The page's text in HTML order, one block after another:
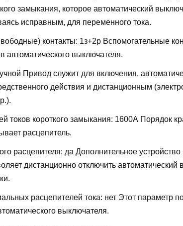
замыкания, которое автоматический
исправным, для переменного тока.
контакты: 1з+2р Вспомогательные
автоматического выключателя.
Привод служит для включения,
действия и дистанционным
токов короткого замыкания: 1600А Порядок
расцепитель.
расцепителя: да Дополнительное устройство
дистанционно отключить автоматический
расцепителей тока: нет Этот параметр
выключателя.